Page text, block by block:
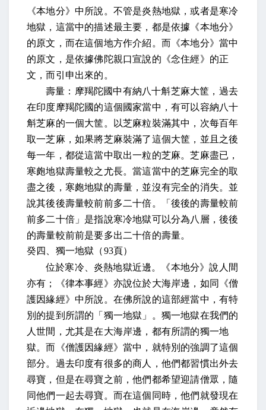
《本地分》中所說 。不管是炎熱地獄，或者是寒冷
地獄，這當中的描述最主要，都是依據《本地分》
的原文，而在這個地方作介紹。而《本地分》當中
的原文，是依據佛陀親口宣說的《念住經》的正
文，而引申出來的。
壽量：摩羯陀國中有納八十斛芝麻大筐 ，過去
在印度摩羯陀國的這個國家當中，有可以容納八十
斛芝麻的一個大筐。
以芝麻粒裝滿其中，次每百年
取一芝麻，如果將芝麻裝滿了這個大筐，並且之後
每一年，都從這當中取出一粒的芝麻。芝麻盡已，
寒皰地獄壽量較之尤長。當這當中的芝麻完全的取
盡之後，寒皰地獄的壽量，並沒有完全的消失。 並
說其後後壽量較前前多二十倍。「後後的壽量較前
前多二十倍」是指說寒冷地獄可以分為八層，後後
的壽量較前前是要多出二十倍的壽量。
癸四、獨一地獄（93頁）
位於寒冷、炎熱地獄近邊。《本地分》說人間
亦有；《律本事經》亦說位於大海岸邊，如同《僧
護因緣經》中所說 。在佛所說的這部經當中，有特
別的提到所謂的「獨一地獄」。獨一地獄在我們的
人世間，尤其是在大海岸邊，都有所謂的獨一地
獄。而《僧護因緣經》當中，就特別的強調了這個
部分。過去印度有很多的商人，他們都習慣出外去
尋寶，但是在尋寶之前，他們都希望迎請僧眾，隨
同他們一起去尋寶。而在這個同時，他們就發現在